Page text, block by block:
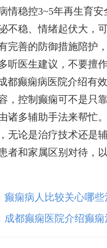
情稳控3~5年再生育安
不稳、情绪起伏大，
完善的防御措施陪护
听医生建议，不要擅作
都癫痫病医院介绍有
，控制癫痫可不是只
诸多辅助手法来帮忙
无论是治疗技术还是
者和家属区别对待，
癫痫病人比较关心哪些
成都癫痫医院介绍癫痫